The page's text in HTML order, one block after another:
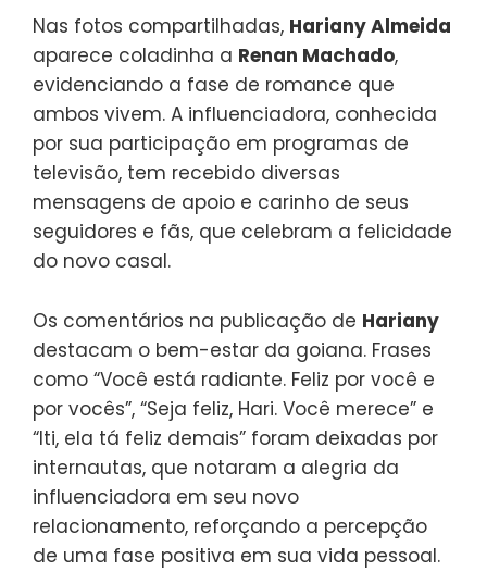
Nas fotos compartilhadas, Hariany Almeida
aparece coladinha a Renan Machado,
evidenciando a fase de romance que
ambos vivem. A influenciadora, conhecida
por sua participação em programas de
televisão, tem recebido diversas
mensagens de apoio e carinho de seus
seguidores e fãs, que celebram a felicidade
do novo casal.
Os comentários na publicação de Hariany
destacam o bem-estar da goiana. Frases
como “Você está radiante. Feliz por você e
por vocês”, “Seja feliz, Hari. Você merece” e
“Iti, ela tá feliz demais” foram deixadas por
internautas, que notaram a alegria da
influenciadora em seu novo
relacionamento, reforçando a percepção
de uma fase positiva em sua vida pessoal.